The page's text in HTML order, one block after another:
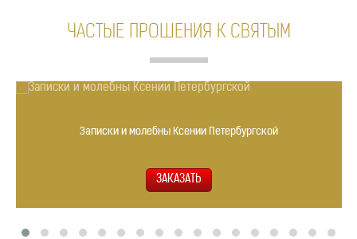
ЧАСТЫЕ ПРОШЕНИЯ К СВЯТЫМ
Записки и молебны Ксении Петербургской